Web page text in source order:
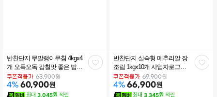
반찬단지 무말랭이무침 4kgx4
개 오독오독 감칠맛 좋은 밥반
찬 (사업자로그인)
쿠폰적용가 63,900원
4% 60,900원
최대 3,045원 적립
관
반찬단지 실속형 메추리알 장
조림 1kgx10개 사업자로그인
후 구매
쿠폰적용가 69,900원
4% 66,900원
최대 3,345원 적립
관